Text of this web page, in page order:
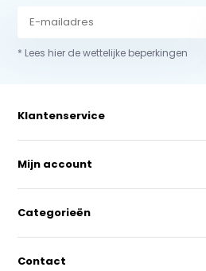
* Lees hier de wettelijke beperkingen
Klantenservice
Mijn account
Categorieën
Contact